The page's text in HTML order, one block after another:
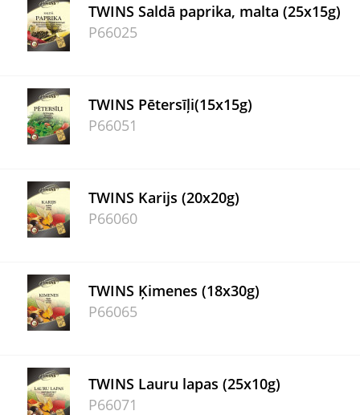
TWINS Saldā paprika, malta (25x15g)
P66025
TWINS Pētersīļi(15x15g)
P66051
TWINS Karijs (20x20g)
P66060
TWINS Ķimenes (18x30g)
P66065
TWINS Lauru lapas (25x10g)
P66071